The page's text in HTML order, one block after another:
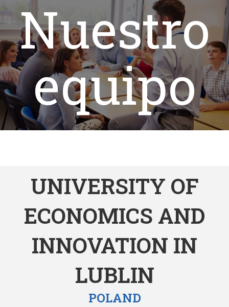
Nuestro
equipo
UNIVERSITY OF
ECONOMICS AND
INNOVATION IN
LUBLIN
POLAND